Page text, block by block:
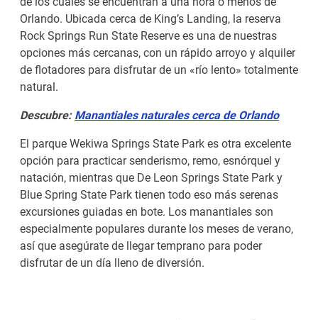
Orlando. Ubicada cerca de King’s Landing, la reserva
Rock Springs Run State Reserve es una de nuestras
opciones más cercanas, con un rápido arroyo y alquiler
de flotadores para disfrutar de un «río lento» totalmente
natural.
Descubre:Manantiales naturales cerca de Orlando
El parque Wekiwa Springs State Park es otra excelente
opción para practicar senderismo, remo, esnórquel y
natación, mientras que De Leon Springs State Park y
Blue Spring State Park tienen todo eso más serenas
excursiones guiadas en bote. Los manantiales son
especialmente populares durante los meses de verano,
así que asegúrate de llegar temprano para poder
disfrutar de un día lleno de diversión.